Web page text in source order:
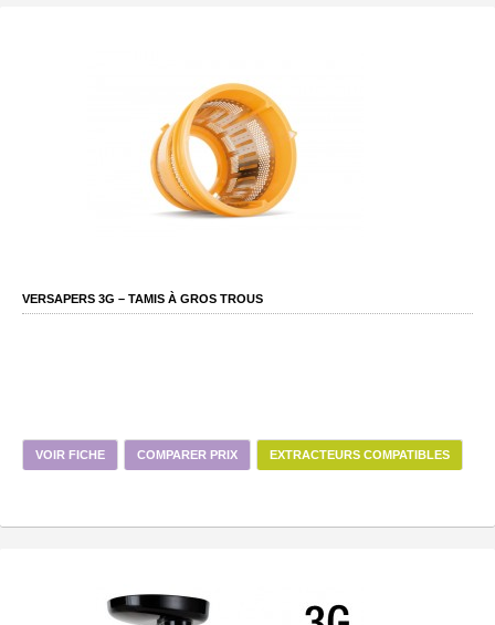
VERSAPERS 3G – TAMIS À GROS TROUS
VOIR FICHE COMPARER PRIX EXTRACTEURS COMPATIBLES